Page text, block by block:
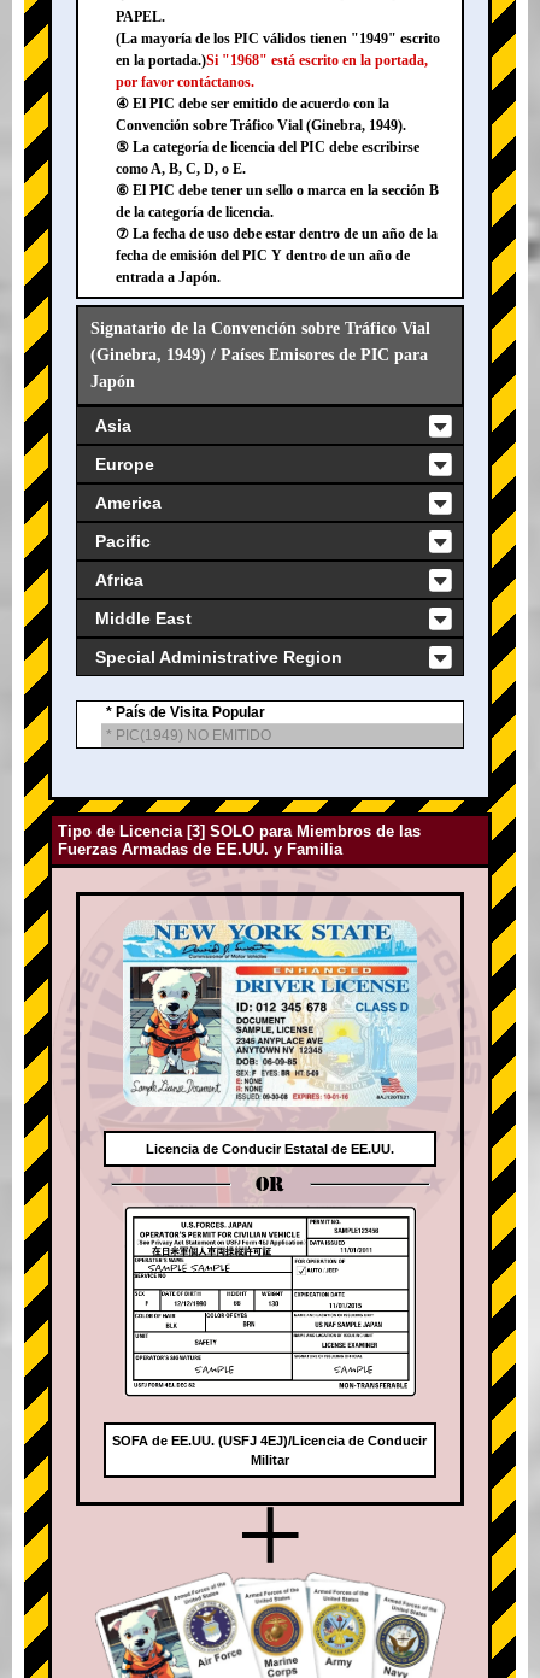
PAPEL.
(La mayoría de los PIC válidos tienen "1949" escrito
en la portada.)Si "1968" está escrito en la portada,
por favor contáctanos.
④ El PIC debe ser emitido de acuerdo con la
Convención sobre Tráfico Vial (Ginebra, 1949).
⑤ La categoría de licencia del PIC debe escribirse
como A, B, C, D, o E.
⑥ El PIC debe tener un sello o marca en la sección B
de la categoría de licencia.
⑦ La fecha de uso debe estar dentro de un año de la
fecha de emisión del PIC Y dentro de un año de
entrada a Japón.
Signatario de la Convención sobre Tráfico Vial
(Ginebra, 1949) / Países Emisores de PIC para
Japón
Asia
Europe
America
Pacific
Africa
Middle East
Special Administrative Region
* País de Visita Popular
* PIC(1949) NO EMITIDO
Tipo de Licencia [3] SOLO para Miembros de las
Fuerzas Armadas de EE.UU. y Familia
Licencia de Conducir Estatal de EE.UU.
OR
SOFA de EE.UU. (USFJ 4EJ)/Licencia de Conducir
Militar
+